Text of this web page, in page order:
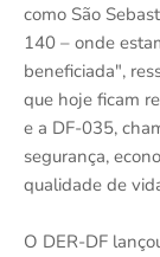
como São
140 – onde
beneficiada",
que hoje ficam
e a DF-035,
segurança,
qualidade de
O DER-DF